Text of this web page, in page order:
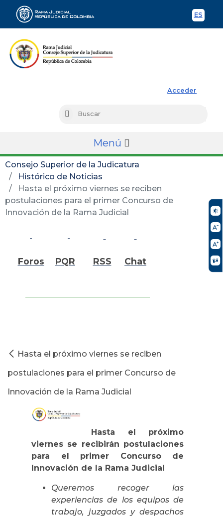
ES
Acceder
Buscar
Menú
Consejo Superior de la Judicatura
Histórico de Noticias
Hasta el próximo viernes se reciben
postulaciones para el primer Concurso de
Innovación de la Rama Judicial
Foros PQR RSS Chat
Hasta el próximo viernes se reciben
postulaciones para el primer Concurso de
Innovación de la Rama Judicial
Hasta el próximo
viernes se recibirán postulaciones
para el primer Concurso de
Innovación de la Rama Judicial
Queremos recoger las
experiencias de los equipos de
trabajo, juzgados y despachos